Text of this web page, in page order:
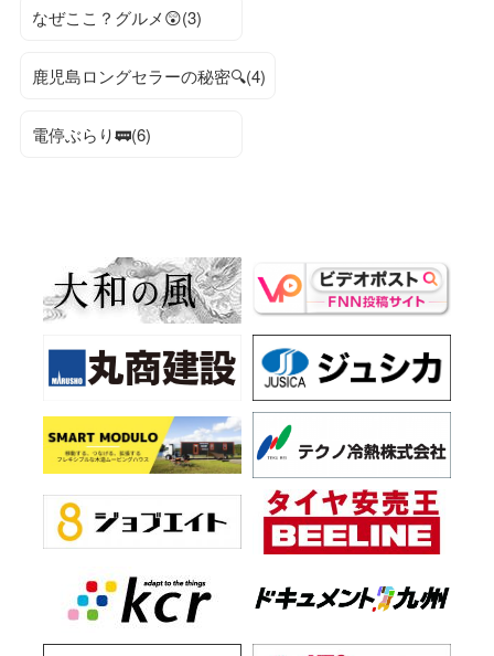
なぜここ？グルメ😲(3)
鹿児島ロングセラーの秘密🔍(4)
電停ぶらり🚃(6)